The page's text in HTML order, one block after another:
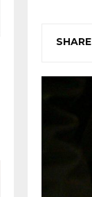
SHARE